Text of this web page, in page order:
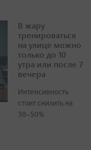
В жару
тренироваться
на улице можно
только до 10
утра или после 7
вечера
Интенсивность
стоит снизить на
30–50%